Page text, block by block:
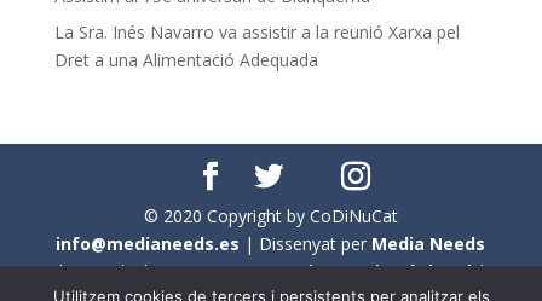
La Sra. Inés Navarro va assistir a la reunió Xarxa pel
Dret a una Alimentació Adequada
© 2020 Copyright by CoDiNuCat
info@medianeeds.es | Dissenyat per Media Needs
| Tots els drets reservats aCoDiNuCat |Avís legal|
Utilitzem cookies de tercers i persistents per analitzar els